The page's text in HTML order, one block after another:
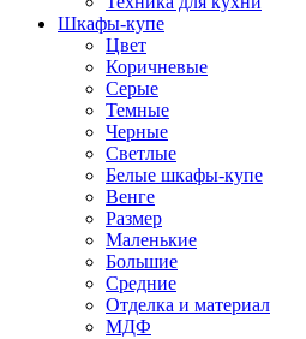
Шкафы-купе
Цвет
Коричневые
Серые
Темные
Черные
Светлые
Белые шкафы-купе
Венге
Размер
Маленькие
Большие
Средние
Отделка и материал
МДФ